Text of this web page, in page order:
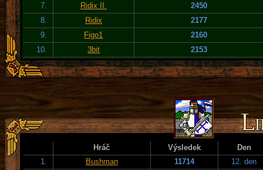
7.
Ridix II.
2450
8.
Ridix
2177
9.
Figo1
2160
10.
3bit 2153
Hráč Výsledek
Den
1.
Bushman 11714
12. den